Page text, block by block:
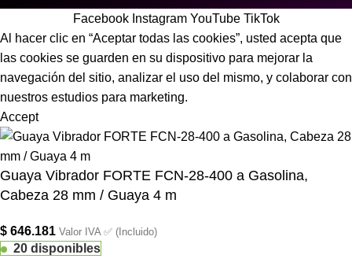
Facebook Instagram YouTube TikTok
Al hacer clic en “Aceptar todas las cookies”, usted acepta que
las cookies se guarden en su dispositivo para mejorar la
navegación del sitio, analizar el uso del mismo, y colaborar con
nuestros estudios para marketing.
Accept
Guaya Vibrador FORTE FCN-28-400 a Gasolina,
Cabeza 28 mm / Guaya 4 m
$ 646.181 Valor IVA ✅ (Incluido)
20 disponibles